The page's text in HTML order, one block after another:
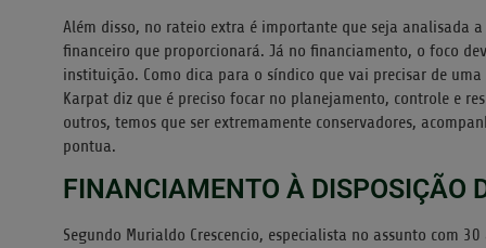
Além disso, no rateio extra é importante que seja analisada
financeiro que proporcionará. Já no financiamento, o foco
instituição. Como dica para o síndico que vai precisar de
Karpat diz que é preciso focar no planejamento, controle e
outros, temos que ser extremamente conservadores,
pontua.
FINANCIAMENTO À DISPOSIÇÃO
Segundo Murialdo Crescencio, especialista no assunto com